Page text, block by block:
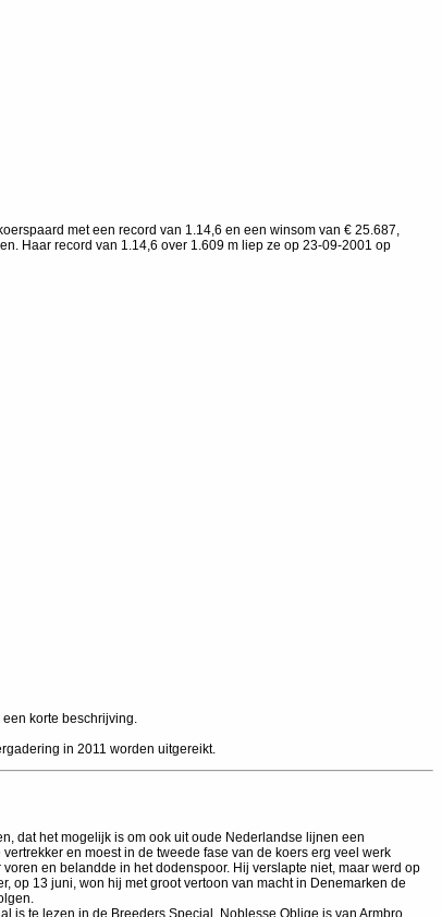
met een record van 1.14,6 en een winsom van € 25.687,
Haar record van 1.14,6 over 1.609 m liep ze op 23-09-2001 op
korte beschrijving.
in 2011 worden uitgereikt.
dat het mogelijk is om ook uit oude Nederlandse lijnen een
en moest in de tweede fase van de koers erg veel werk
en belandde in het dodenspoor. Hij verslapte niet, maar werd op
op 13 juni, won hij met groot vertoon van macht in Denemarken de